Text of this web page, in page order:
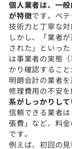
個人業者は、一
が特徴です。ベ
技術力と丁寧な対
しかし、「業者
された」といっ
は事業者の実態
かり確認すること
明朗会計の業者
修理費用の不安を
系がしっかりし
信頼できる業者
張費」など、料
です。
例えば、初回の